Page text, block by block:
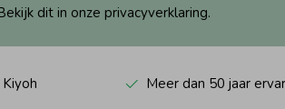
dit in onze privacyverklaring.
Meer dan 50 jaar